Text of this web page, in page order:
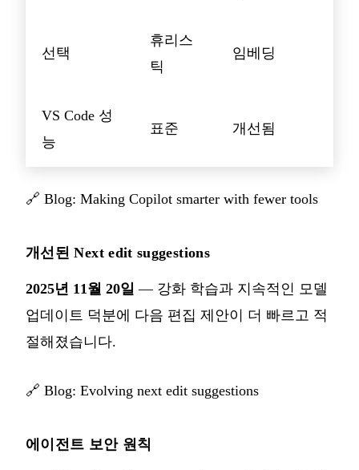
선택
휴리스
틱
임베딩
VS Code 성
능
표준 개선됨
🔗 Blog: Making Copilot smarter with fewer tools
개선된 Next edit suggestions
2025년 11월 20일 — 강화 학습과 지속적인 모델
업데이트 덕분에 다음 편집 제안이 더 빠르고 적
절해졌습니다.
🔗 Blog: Evolving next edit suggestions
에이전트 보안 원칙